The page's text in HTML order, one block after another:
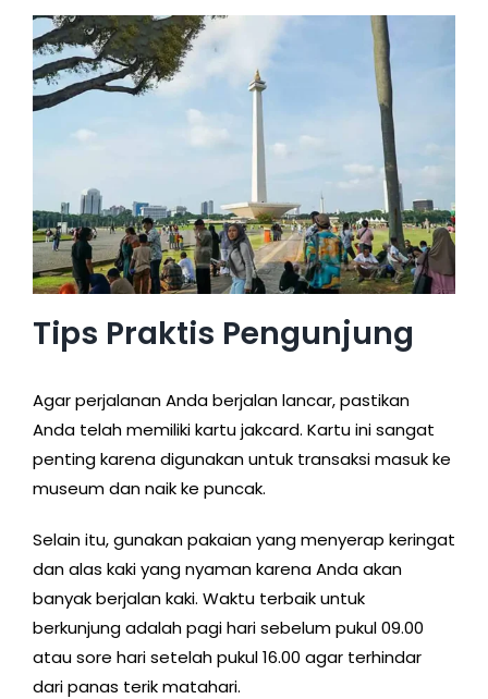
Tips Praktis Pengunjung
Agar perjalanan Anda berjalan lancar, pastikan
Anda telah memiliki kartu jakcard. Kartu ini sangat
penting karena digunakan untuk transaksi masuk ke
museum dan naik ke puncak.
Selain itu, gunakan pakaian yang menyerap keringat
dan alas kaki yang nyaman karena Anda akan
banyak berjalan kaki. Waktu terbaik untuk
berkunjung adalah pagi hari sebelum pukul 09.00
atau sore hari setelah pukul 16.00 agar terhindar
dari panas terik matahari.